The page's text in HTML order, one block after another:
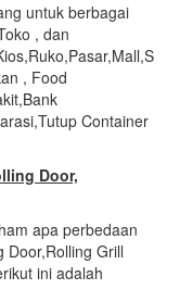
untuk berbagai
, dan
, Food
Container
Door,
apa perbedaan
Door,Rolling Grill
ini adalah